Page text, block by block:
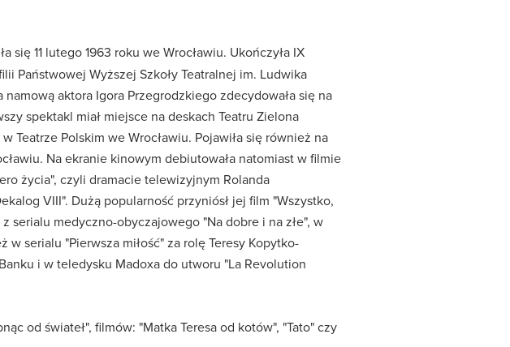
11 lutego 1963 roku we Wrocławiu. Ukończyła IX
Państwowej Wyższej Szkoły Teatralnej im. Ludwika
aktora Igora Przegrodzkiego zdecydowała się na
spektakl miał miejsce na deskach Teatru Zielona
Teatrze Polskim we Wrocławiu. Pojawiła się również na
Na ekranie kinowym debiutowała natomiast w filmie
życia", czyli dramacie telewizyjnym Rolanda
VIII". Dużą popularność przyniósł jej film "Wszystko,
serialu medyczno-obyczajowego "Na dobre i na złe", w
serialu "Pierwsza miłość" za rolę Teresy Kopytko-
i w teledysku Madoxa do utworu "La Revolution
od świateł", filmów: "Matka Teresa od kotów", "Tato" czy